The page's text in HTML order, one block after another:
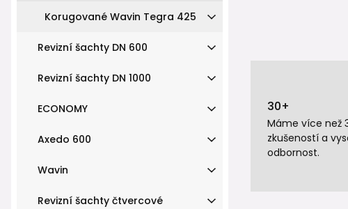
Korugované Wavin Tegra 425
Revizní šachty DN 600
Revizní šachty DN 1000
ECONOMY
Axedo 600
Wavin
Revizní šachty čtvercové
30+
Máme více než
zkušeností a
odbornost.